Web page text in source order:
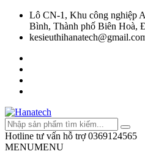
Lô CN-1, Khu công nghiệp
Bình, Thành phố Biên Hoà,
Hotline tư vấn hỗ trợ 0369124565
MENUMENU